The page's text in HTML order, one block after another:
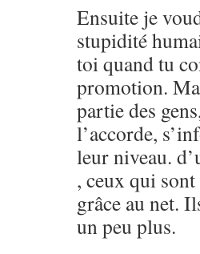
Ensuite je
stupidité
toi quand tu
promotion.
partie des
l’accorde,
leur niveau.
, ceux qui
grâce au net.
un peu plus.